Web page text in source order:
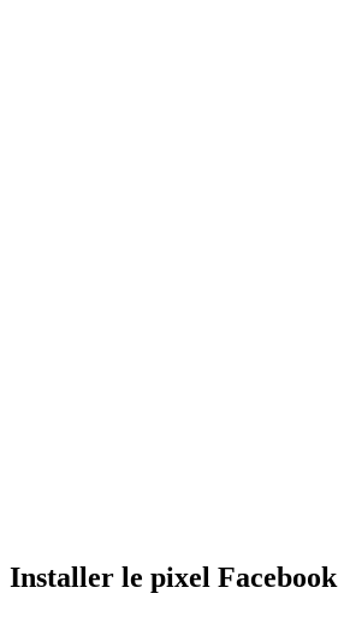
Installer le pixel Facebook